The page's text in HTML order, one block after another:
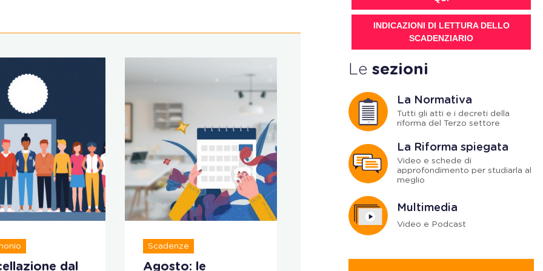
dal
Scadenze
Agosto: le
INDICAZIONI DI LETTURA DELLO
SCADENZIARIO
Le sezioni
La Normativa
Tutti gli atti e i decreti della
riforma del Terzo settore
La Riforma spiegata
Video e schede di
approfondimento per studiarla al
meglio
Multimedia
Video e Podcast